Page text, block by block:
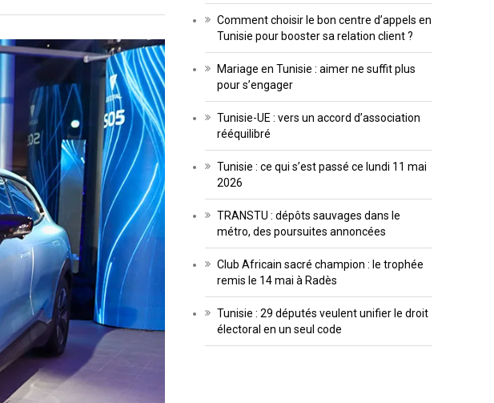
Comment choisir le bon centre d’appels en
Tunisie pour booster sa relation client ?
Mariage en Tunisie : aimer ne suffit plus
pour s’engager
Tunisie-UE : vers un accord d’association
rééquilibré
Tunisie : ce qui s’est passé ce lundi 11 mai
2026
TRANSTU : dépôts sauvages dans le
métro, des poursuites annoncées
Club Africain sacré champion : le trophée
remis le 14 mai à Radès
Tunisie : 29 députés veulent unifier le droit
électoral en un seul code